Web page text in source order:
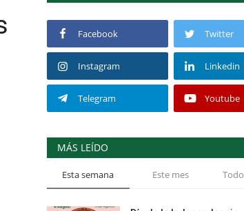
Facebook Twitter
Instagram Linkedin
Telegram Youtube
MÁS LEÍDO
Esta semana Este mes